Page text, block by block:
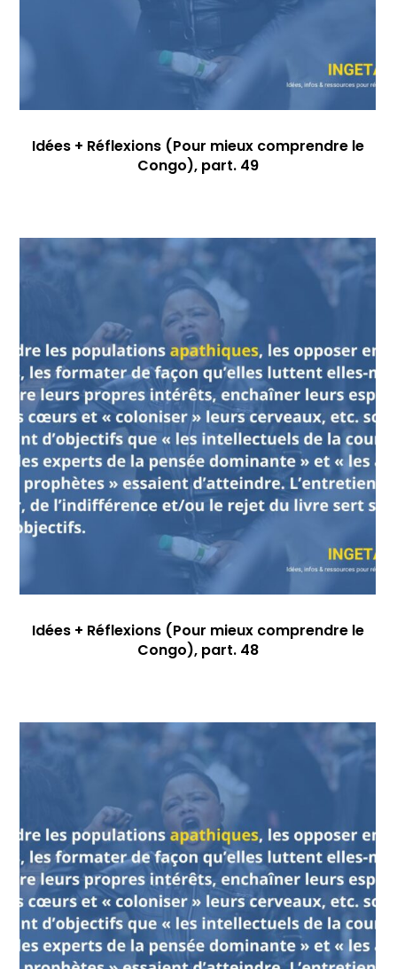
Idées + Réflexions (Pour mieux comprendre le
Congo), part. 49
Idées + Réflexions (Pour mieux comprendre le
Congo), part. 48